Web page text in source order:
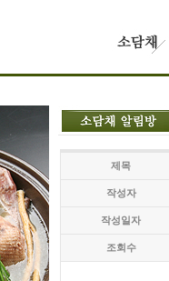
제목
작성자
작성일자
조회수